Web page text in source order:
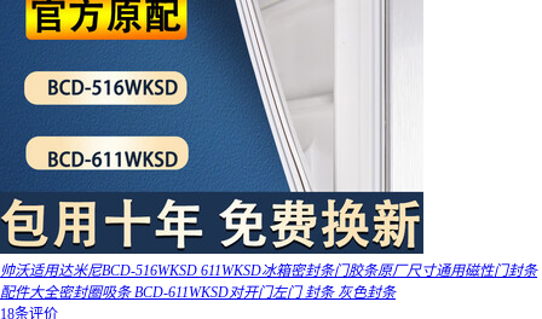
帅沃适用达米尼BCD-516WKSD 611WKSD冰箱密封条门胶条原厂尺寸通用磁性门封条
配件大全密封圈吸条 BCD-611WKSD对开门左门 封条 灰色封条
18条评价